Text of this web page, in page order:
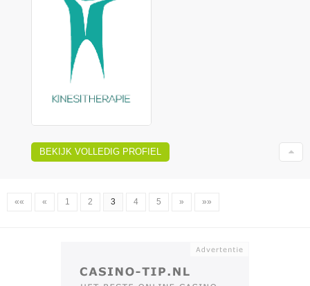
BEKIJK VOLLEDIG PROFIEL
«« « 1 2 3 4 5 » »»